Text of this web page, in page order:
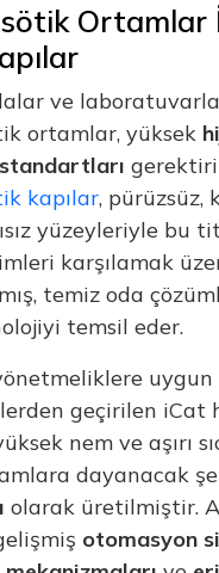
Ortamlar
ve
ortamlar, yüksek
kapılar, pürüzsüz,
yüzeyleriyle bu
karşılamak
temiz oda
temsil eder.
geçirilen iCat
nem ve aşırı
dayanacak
olarak üretilmiştir.
otomasyon